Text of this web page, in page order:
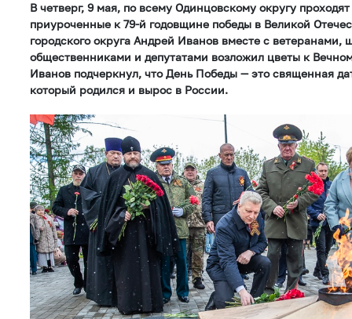
В четверг, 9 мая, по всему Одинцовскому округу
приуроченные к 79-й годовщине победы в Великой
городского округа Андрей Иванов вместе с ветеранами,
общественниками и депутатами возложил цветы к
Иванов подчеркнул, что День Победы — это священная
который родился и вырос в России.